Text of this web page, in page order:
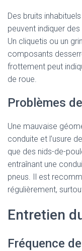
Des bruits
peuvent indiquer
Un cliquetis ou un
composants
frottement peut
de roue.
Problèmes
Une mauvaise
conduite et l’usure
que des nids-de-
entraînant une
pneus. Il est
régulièrement,
Entretien
Fréquence